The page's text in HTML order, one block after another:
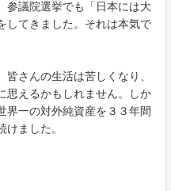
参議院選挙でも「日本には大
してきました。それは本気で
さんの生活は苦しくなり、
思えるかもしれません。しか
界一の対外純資産を３３年間
ました。